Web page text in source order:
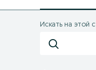
Искать на этой